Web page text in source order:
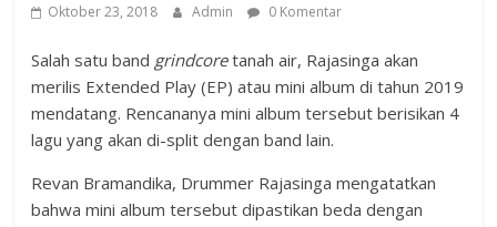
Oktober 23, 2018 Admin 0 Komentar
Salah satu band grindcoretanah air, Rajasinga akan
merilis Extended Play (EP) atau mini album di tahun 2019
mendatang. Rencananya mini album tersebut berisikan 4
lagu yang akan di-split dengan band lain.
Revan Bramandika, Drummer Rajasinga mengatatkan
bahwa mini album tersebut dipastikan beda dengan